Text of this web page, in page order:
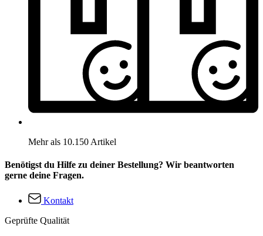
Mehr als 10.150 Artikel
Benötigst du Hilfe zu deiner Bestellung? Wir beantworten
gerne deine Fragen.
Kontakt
Geprüfte Qualität